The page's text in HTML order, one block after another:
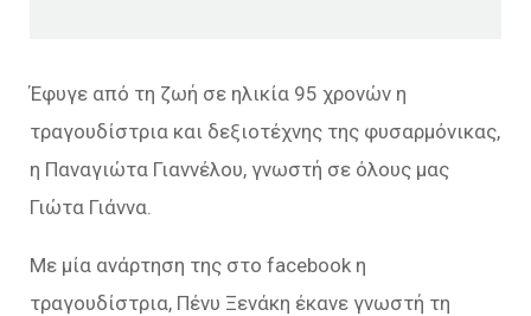
Έφυγε από τη ζωή σε ηλικία 95 χρονών η
τραγουδίστρια και δεξιοτέχνης της φυσαρμόνικας,
η Παναγιώτα Γιαννέλου, γνωστή σε όλους μας
Γιώτα Γιάννα.
Με μία ανάρτηση της στο facebook η
τραγουδίστρια, Πένυ Ξενάκη έκανε γνωστή τη